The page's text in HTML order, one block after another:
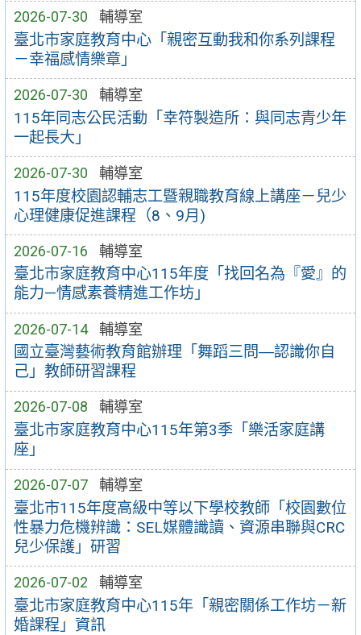
2026-07-30 輔導室
臺北市家庭教育中心「親密互動我和你系列課程
－幸福感情樂章」
2026-07-30 輔導室
115年同志公民活動「幸符製造所：與同志青少年
一起長大」
2026-07-30 輔導室
115年度校園認輔志工暨親職教育線上講座－兒少
心理健康促進課程（8、9月)
2026-07-16 輔導室
臺北市家庭教育中心115年度「找回名為『愛』的
能力—情感素養精進工作坊」
2026-07-14 輔導室
國立臺灣藝術教育館辦理「舞蹈三問―認識你自
己」教師研習課程
2026-07-08 輔導室
臺北市家庭教育中心115年第3季「樂活家庭講
座」
2026-07-07 輔導室
臺北市115年度高級中等以下學校教師「校園數位
性暴力危機辨識：SEL媒體識讀、資源串聯與CRC
兒少保護」研習
2026-07-02 輔導室
臺北市家庭教育中心115年「親密關係工作坊－新
婚課程」資訊